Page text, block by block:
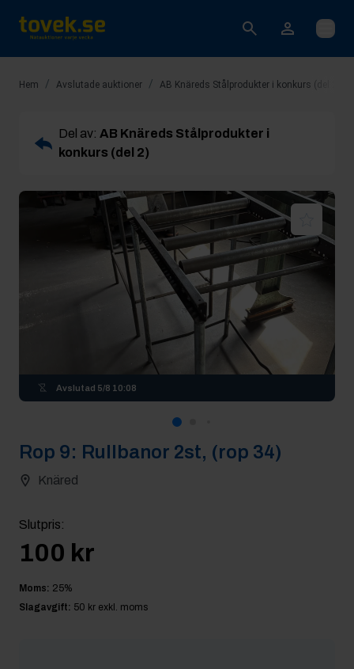
Öppna
Hem / Avslutade auktioner / AB Knäreds Stålprodukter i konkurs (del 2)
Del av: AB Knäreds Stålprodukter i
konkurs (del 2)
Avslutad 5/8 10:08
Rop 9: Rullbanor 2st, (rop 34)
Knäred
Slutpris:
100 kr
Moms: 25%
Slagavgift: 50 kr exkl. moms